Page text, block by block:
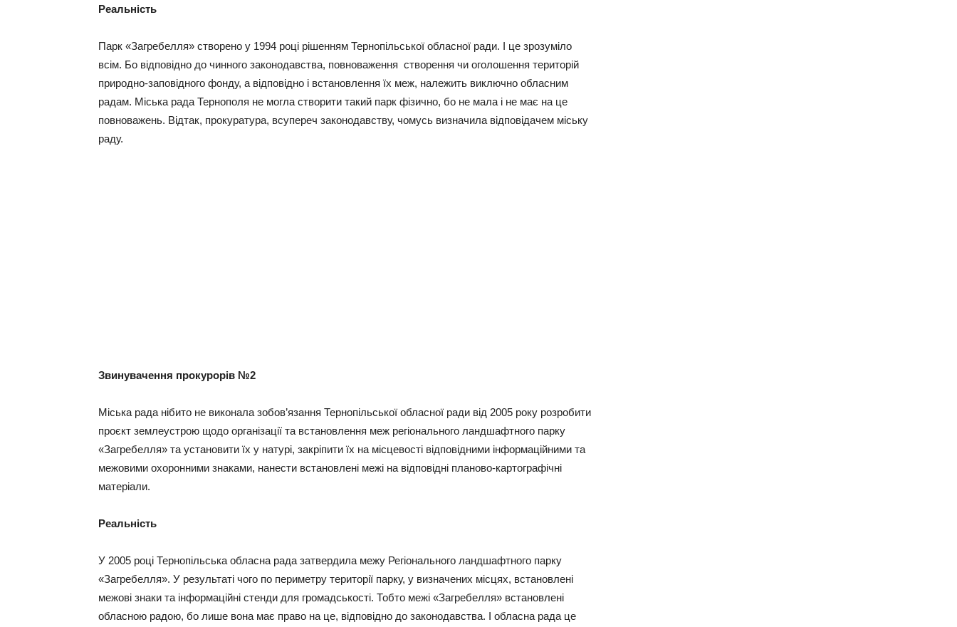
Реальність
Парк «Загребелля» створено у 1994 році рішенням Тернопільської обласної ради. І це зрозуміло
всім. Бо відповідно до чинного законодавства, повноваження створення чи оголошення територій
природно-заповідного фонду, а відповідно і встановлення їх меж, належить виключно обласним
радам. Міська рада Тернополя не могла створити такий парк фізично, бо не мала і не має на це
повноважень. Відтак, прокуратура, всупереч законодавству, чомусь визначила відповідачем міську
раду.
Звинувачення прокурорів №2
Міська рада нібито не виконала зобов’язання Тернопільської обласної ради від 2005 року розробити
проєкт землеустрою щодо організації та встановлення меж регіонального ландшафтного парку
«Загребелля» та установити їх у натурі, закріпити їх на місцевості відповідними інформаційними та
межовими охоронними знаками, нанести встановлені межі на відповідні планово-картографічні
матеріали.
Реальність
У 2005 році Тернопільська обласна рада затвердила межу Регіонального ландшафтного парку
«Загребелля». У результаті чого по периметру території парку, у визначених місцях, встановлені
межові знаки та інформаційні стенди для громадськості. Тобто межі «Загребелля» встановлені
обласною радою, бо лише вона має право на це, відповідно до законодавства. І обласна рада це